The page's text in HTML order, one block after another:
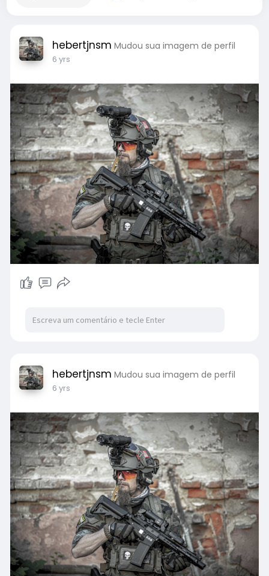
hebertjnsm Mudou sua imagem de perfil
6 yrs
hebertjnsm Mudou sua imagem de perfil
6 yrs